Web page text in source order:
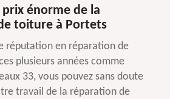
énorme de la
toiture à Portets
réputation en réparation de
plusieurs années comme
33, vous pouvez sans doute
travail de la réparation de